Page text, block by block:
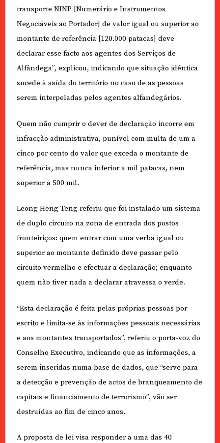
transporte NINP [Numerário e Instrumentos
Negociáveis ao Portador] de valor igual ou superior ao
montante de referência [120.000 patacas] deve
declarar esse facto aos agentes dos Serviços de
Alfândega”, explicou, indicando que situação idêntica
sucede à saída do território no caso de as pessoas
serem interpeladas pelos agentes alfandegários.
Quem não cumprir o dever de declaração incorre em
infracção administrativa, punível com multa de um a
cinco por cento do valor que exceda o montante de
referência, mas nunca inferior a mil patacas, nem
superior a 500 mil.
Leong Heng Teng referiu que foi instalado um sistema
de duplo circuito na zona de entrada dos postos
fronteiriços: quem entrar com uma verba igual ou
superior ao montante definido deve passar pelo
circuito vermelho e efectuar a declaração; enquanto
quem não tiver nada a declarar atravessa o verde.
“Esta declaração é feita pelas próprias pessoas por
escrito e limita-se às informações pessoais necessárias
e aos montantes transportados”, referiu o porta-voz do
Conselho Executivo, indicando que as informações, a
serem inseridas numa base de dados, que “serve para
a detecção e prevenção de actos de branqueamento de
capitais e financiamento de terrorismo”, vão ser
destruídas ao fim de cinco anos.
A proposta de lei visa responder a uma das 40